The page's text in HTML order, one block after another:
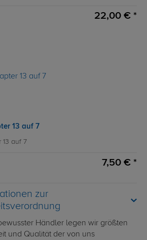
22,00 € *
13 auf 7
13 auf 7
7,50 € *
zur
Händler legen wir größten
und Qualität der von uns